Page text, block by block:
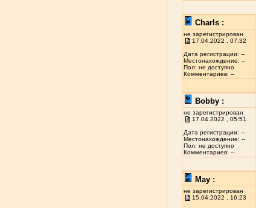
Charls :
не зарегистрирован
17.04.2022 , 07:32
Дата регистрации: --
Местонахождение: --
Пол: не доступно
Комментариев: --
Bobby :
не зарегистрирован
17.04.2022 , 05:51
Дата регистрации: --
Местонахождение: --
Пол: не доступно
Комментариев: --
May :
не зарегистрирован
15.04.2022 , 16:23